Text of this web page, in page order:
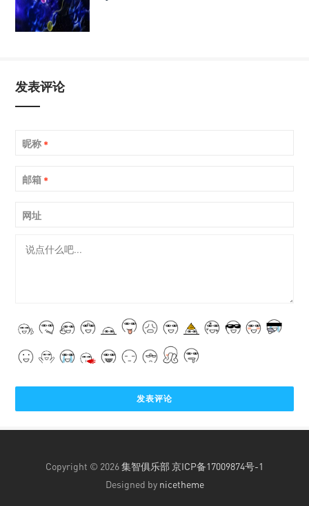
发表评论
昵称 *
邮箱 *
网址
Copyright © 2026集智俱乐部 京ICP备17009874号-1
Designed by nicetheme